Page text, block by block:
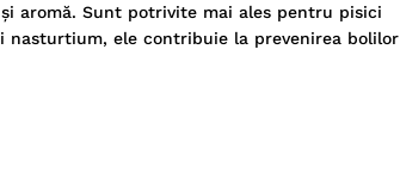
aromă. Sunt potrivite mai ales pentru pisici
ele contribuie la prevenirea bolilor